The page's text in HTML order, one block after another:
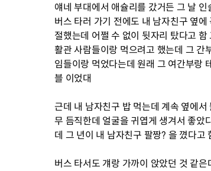
얘네 부대에서 애슐리를 갔거든 그 날
버스 타러 가기 전에도 내 남자친구 옆
절했는데 어쩔 수 없이 뒷자리 탔다고
활관 사람들이랑 먹으려고 했는데 그 간
임들이랑 먹었다는데 원래 그 여간부랑
블 이었대
근데 내 남자친구 밥 먹는데 계속 옆에
무 듬직한데 얼굴을 귀엽게 생겨서 좋았
데 그 년이 내 남자친구 팔짱? 을 꼈다고
버스 타서도 걔랑 가까이 앉았던 것 같